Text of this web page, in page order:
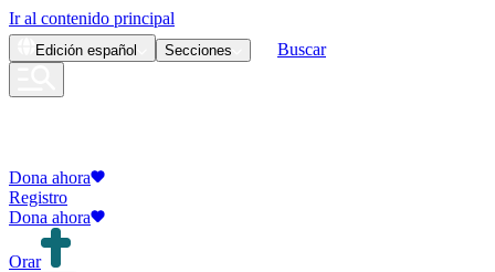
Ir al contenido principal
Edición español Secciones Buscar
Dona ahora
Registro
Dona ahora
Orar